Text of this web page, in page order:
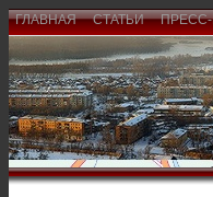
ГЛАВНАЯ СТАТЬИ